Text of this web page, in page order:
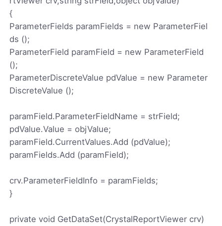
{
ParameterFields paramFields = new ParameterFiel
ds ();
ParameterField paramField = new ParameterField
();
ParameterDiscreteValue pdValue = new Parameter
DiscreteValue ();
paramField.ParameterFieldName = strField;
pdValue.Value = objValue;
paramField.CurrentValues.Add (pdValue);
paramFields.Add (paramField);
crv.ParameterFieldInfo = paramFields;
}
private void GetDataSet(CrystalReportViewer crv)